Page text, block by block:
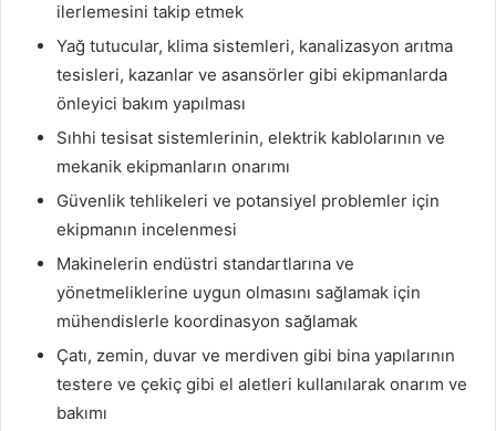
ilerlemesini takip etmek
Yağ tutucular, klima sistemleri, kanalizasyon arıtma
tesisleri, kazanlar ve asansörler gibi ekipmanlarda
önleyici bakım yapılması
Sıhhi tesisat sistemlerinin, elektrik kablolarının ve
mekanik ekipmanların onarımı
Güvenlik tehlikeleri ve potansiyel problemler için
ekipmanın incelenmesi
Makinelerin endüstri standartlarına ve
yönetmeliklerine uygun olmasını sağlamak için
mühendislerle koordinasyon sağlamak
Çatı, zemin, duvar ve merdiven gibi bina yapılarının
testere ve çekiç gibi el aletleri kullanılarak onarım ve
bakımı